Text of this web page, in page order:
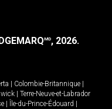
MD, 2026.
Colombie-Britannique
Terre-Neuve-et-Labrador
Île-du-Prince-Édouard